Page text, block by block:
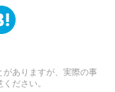
ありますが、実際の事
ださい。